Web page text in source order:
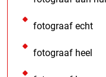
fotograaf echt
fotograaf heel